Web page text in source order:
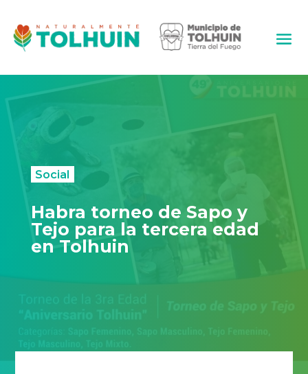
Social
Habra torneo de Sapo y
Tejo para la tercera edad
en Tolhuin